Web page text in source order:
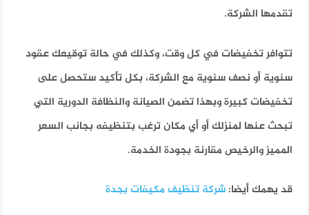
تقدمها الشركة.
تتوافر تخفيضات في كل وقت، وكذلك في حالة توقيعك عقود
سنوية أو نصف سنوية مع الشركة، بكل تأكيد ستحصل على
تخفيضات كبيرة وبهذا تضمن الصيانة والنظافة الدورية التي
تبحث عنها لمنزلك أو أي مكان ترغب بتنظيفه بجانب السعر
المميز والرخيص مقارنة بجودة الخدمة.
قد يهمك أيضا:شركة تنظيف مكيفات بجدة